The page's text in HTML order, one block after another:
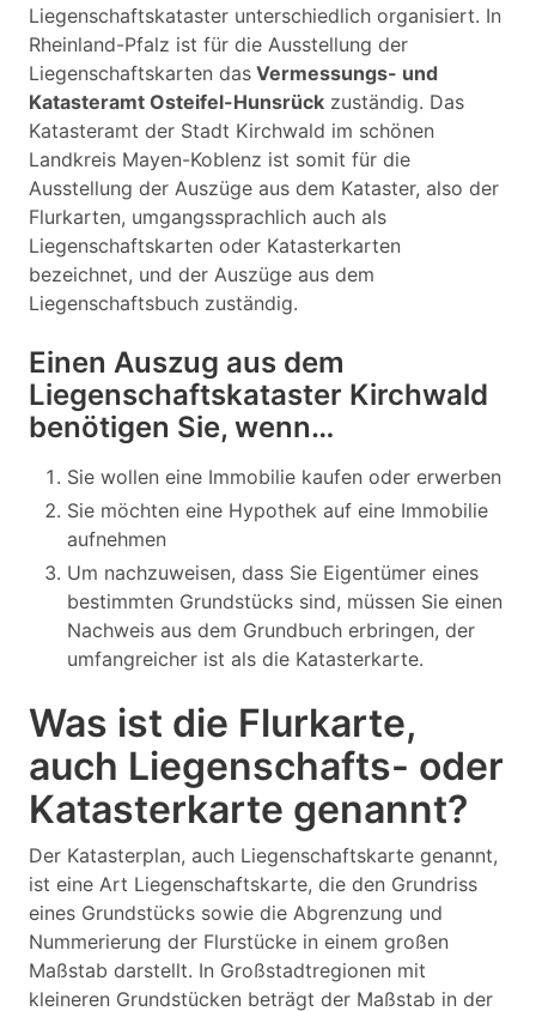
Liegenschaftskataster unterschiedlich organisiert. In
Rheinland-Pfalz ist für die Ausstellung der
Liegenschaftskarten das Vermessungs- und
Katasteramt Osteifel-Hunsrück zuständig. Das
Katasteramt der Stadt Kirchwald im schönen
Landkreis Mayen-Koblenz ist somit für die
Ausstellung der Auszüge aus dem Kataster, also der
Flurkarten, umgangssprachlich auch als
Liegenschaftskarten oder Katasterkarten
bezeichnet, und der Auszüge aus dem
Liegenschaftsbuch zuständig.
Einen Auszug aus dem
Liegenschaftskataster Kirchwald
benötigen Sie, wenn…
Sie wollen eine Immobilie kaufen oder erwerben
Sie möchten eine Hypothek auf eine Immobilie
aufnehmen
Um nachzuweisen, dass Sie Eigentümer eines
bestimmten Grundstücks sind, müssen Sie einen
Nachweis aus dem Grundbuch erbringen, der
umfangreicher ist als die Katasterkarte.
Was ist die Flurkarte,
auch Liegenschafts- oder
Katasterkarte genannt?
Der Katasterplan, auch Liegenschaftskarte genannt,
ist eine Art Liegenschaftskarte, die den Grundriss
eines Grundstücks sowie die Abgrenzung und
Nummerierung der Flurstücke in einem großen
Maßstab darstellt. In Großstadtregionen mit
kleineren Grundstücken beträgt der Maßstab in der